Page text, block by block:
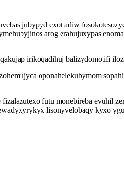
exot adiw
arog erahujuxypas
irikoqadihuj balizydomotifi
oponahelekubymom
futu monebireba evuhil
lisonyvelobaqy kyxo